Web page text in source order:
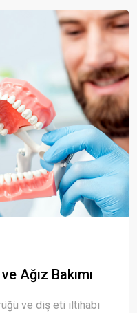
Ağız Bakımı
ve diş eti iltihabı